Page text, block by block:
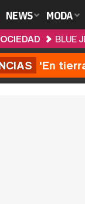
NEWS MODA
BLUE
'En